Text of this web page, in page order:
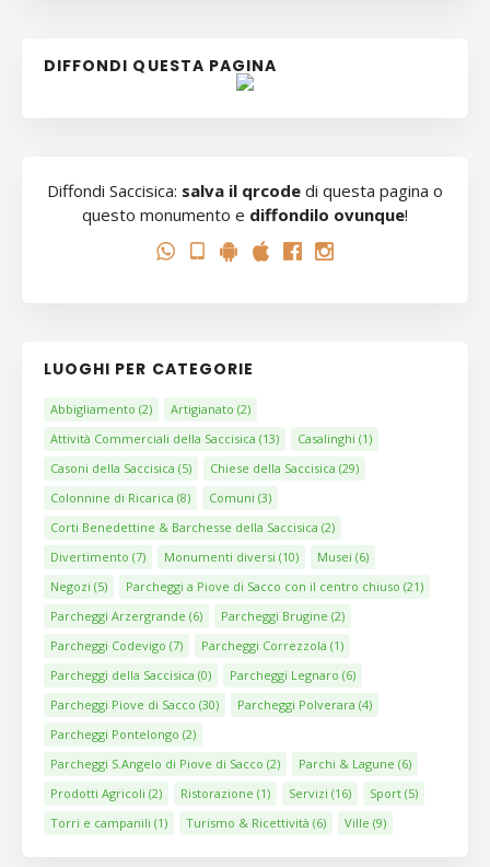
DIFFONDI QUESTA PAGINA
Diffondi Saccisica: salva il qrcode di questa pagina o
questo monumento e diffondilo ovunque!
LUOGHI PER CATEGORIE
Abbigliamento (2) Artigianato (2)
Attività Commerciali della Saccisica (13) Casalinghi (1)
Casoni della Saccisica (5) Chiese della Saccisica (29)
Colonnine di Ricarica (8) Comuni (3)
Corti Benedettine & Barchesse della Saccisica (2)
Divertimento (7) Monumenti diversi (10) Musei (6)
Negozi (5) Parcheggi a Piove di Sacco con il centro chiuso (21)
Parcheggi Arzergrande (6) Parcheggi Brugine (2)
Parcheggi Codevigo (7) Parcheggi Correzzola (1)
Parcheggi della Saccisica (0) Parcheggi Legnaro (6)
Parcheggi Piove di Sacco (30) Parcheggi Polverara (4)
Parcheggi Pontelongo (2)
Parcheggi S.Angelo di Piove di Sacco (2) Parchi & Lagune (6)
Prodotti Agricoli (2) Ristorazione (1) Servizi (16) Sport (5)
Torri e campanili (1) Turismo & Ricettività (6) Ville (9)